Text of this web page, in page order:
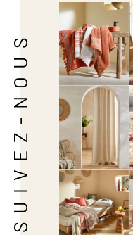
SUIVEZ-NOUS